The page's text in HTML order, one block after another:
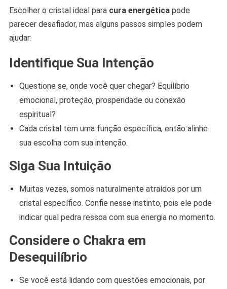
Escolher o cristal ideal para cura energéticapode
parecer desafiador, mas alguns passos simples podem
ajudar:
Identifique Sua Intenção
Questione se, onde você quer chegar? Equilíbrio
emocional, proteção, prosperidade ou conexão
espiritual?
Cada cristal tem uma função específica, então alinhe
sua escolha com sua intenção.
Siga Sua Intuição
Muitas vezes, somos naturalmente atraídos por um
cristal específico. Confie nesse instinto, pois ele pode
indicar qual pedra ressoa com sua energia no momento.
Considere o Chakra em
Desequilíbrio
Se você está lidando com questões emocionais, por